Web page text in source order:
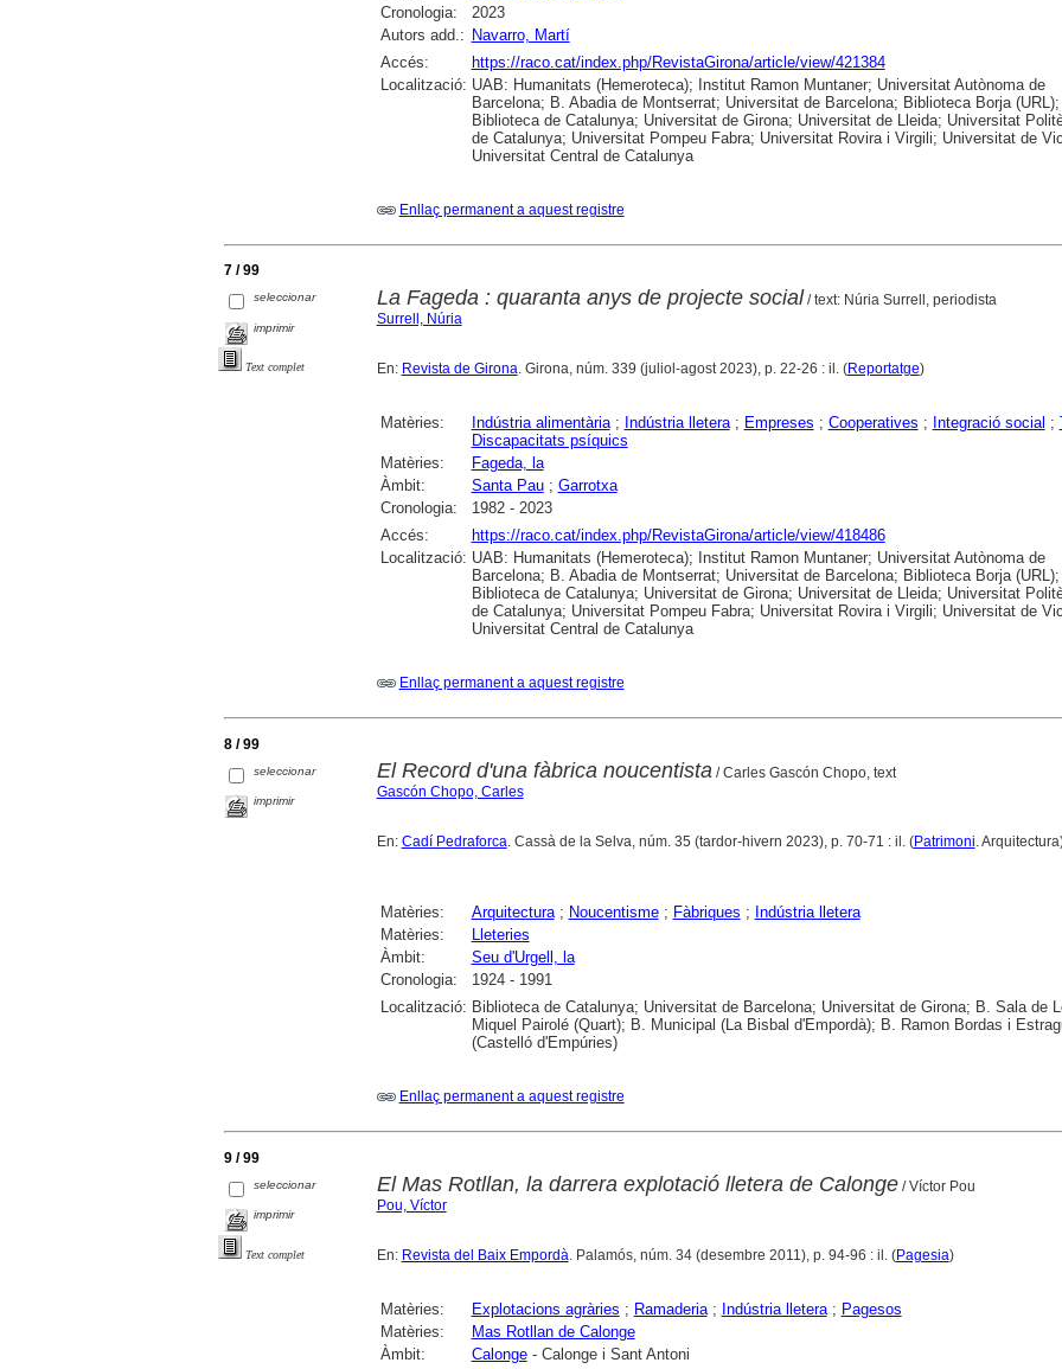
Cronologia:
2023
Autors add.: Navarro, Martí
Accés:
https://raco.cat/index.php/RevistaGirona/article/view/421384
Localització: UAB: Humanitats (Hemeroteca); Institut Ramon Muntaner; Universitat Autònoma de
Barcelona; B. Abadia de Montserrat; Universitat de Barcelona; Biblioteca Borja (URL);
Biblioteca de Catalunya; Universitat de Girona; Universitat de Lleida; Universitat
de Catalunya; Universitat Pompeu Fabra; Universitat Rovira i Virgili; Universitat de
Universitat Central de Catalunya
Enllaç permanent a aquest registre
7 / 99
seleccionar
imprimir
Text complet
La Fageda : quaranta anys de projecte social/ text: Núria Surrell, periodista
Surrell, Núria
En: Revista de Girona . Girona, núm. 339 (juliol-agost 2023), p. 22-26 : il. (Reportatge)
Matèries: Indústria alimentària; Indústria lletera; Empreses ; Cooperatives ; Integració social ;
Discapacitats psíquics
Matèries:
Fageda, la
Àmbit:
Santa Pau; Garrotxa
Cronologia:
1982 - 2023
Accés:
https://raco.cat/index.php/RevistaGirona/article/view/418486
Localització: UAB: Humanitats (Hemeroteca); Institut Ramon Muntaner; Universitat Autònoma de
Barcelona; B. Abadia de Montserrat; Universitat de Barcelona; Biblioteca Borja (URL);
Biblioteca de Catalunya; Universitat de Girona; Universitat de Lleida; Universitat
de Catalunya; Universitat Pompeu Fabra; Universitat Rovira i Virgili; Universitat de
Universitat Central de Catalunya
Enllaç permanent a aquest registre
8 / 99
seleccionar
imprimir
El Record d'una fàbrica noucentista / Carles Gascón Chopo, text
Gascón Chopo, Carles
En: Cadí Pedraforca . Cassà de la Selva, núm. 35 (tardor-hivern 2023), p. 70-71 : il. (Patrimoni .
Matèries: Arquitectura; Noucentisme; Fàbriques ; Indústria lletera
Matèries:
Lleteries
Àmbit:
Seu d'Urgell, la
Cronologia:
1924 - 1991
Localització: Biblioteca de Catalunya; Universitat de Barcelona; Universitat de Girona; B. Sala de
Miquel Pairolé (Quart); B. Municipal (La Bisbal d'Empordà); B. Ramon Bordas i
(Castelló d'Empúries)
Enllaç permanent a aquest registre
9 / 99
seleccionar
imprimir
Text complet
El Mas Rotllan, la darrera explotació lletera de Calonge/ Víctor Pou
Pou, Víctor
En: Revista del Baix Empordà. Palamós, núm. 34 (desembre 2011), p. 94-96 : il. (Pagesia)
Matèries: Explotacions agràries ; Ramaderia; Indústria lletera; Pagesos
Matèries:
Mas Rotllan de Calonge
Àmbit:
Calonge- Calonge i Sant Antoni